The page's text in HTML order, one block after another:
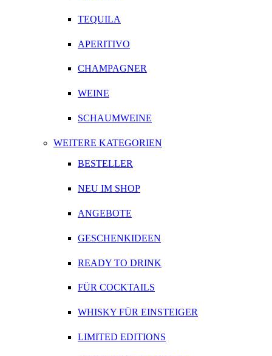
TEQUILA
APERITIVO
CHAMPAGNER
WEINE
SCHAUMWEINE
WEITERE KATEGORIEN
BESTELLER
NEU IM SHOP
ANGEBOTE
GESCHENKIDEEN
READY TO DRINK
FÜR COCKTAILS
WHISKY FÜR EINSTEIGER
LIMITED EDITIONS